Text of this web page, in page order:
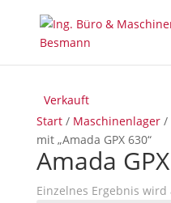
Start/ Maschinenlager/
mit „Amada GPX 630“
Amada
Einzelnes Ergebnis wird
Verkauft